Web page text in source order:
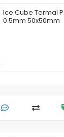
Ice Cube Termal
0.5mm 50x50mm